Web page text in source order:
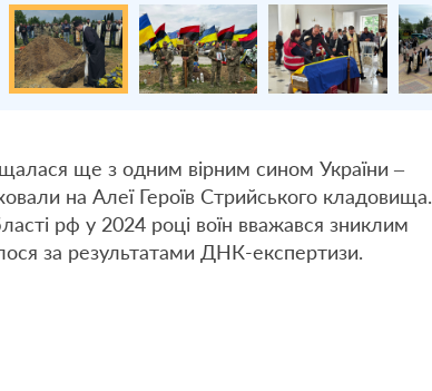
ще з одним вірним сином України –
на Алеї Героїв Стрийського кладовища.
рф у 2024 році воїн вважався зниклим
за результатами ДНК-експертизи.